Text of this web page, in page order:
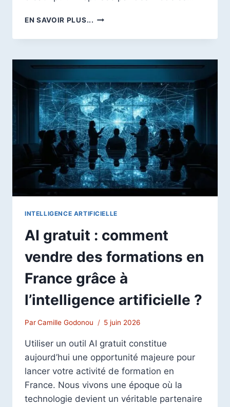
EN SAVOIR PLUS... VIBE
:
OUTILS
ET
RÉVOLUTION
DU
DÉVELOPPEMENT
IA
EN
2026
INTELLIGENCE ARTIFICIELLE
AI gratuit : comment
vendre des formations en
France grâce à
l’intelligence artificielle ?
ParCamille Godonou 5 juin 2026
Utiliser un outil AI gratuit constitue
aujourd’hui une opportunité majeure pour
lancer votre activité de formation en
France. Nous vivons une époque où la
technologie devient un véritable partenaire